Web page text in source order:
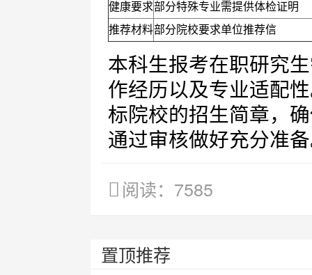
健康要求部分特殊专业需提供体检证明
推荐材料部分院校要求单位推荐信
本科生报考在职研究
作经历以及专业适配
标院校的招生简章，
通过审核做好充分准
阅读：7585
置顶推荐